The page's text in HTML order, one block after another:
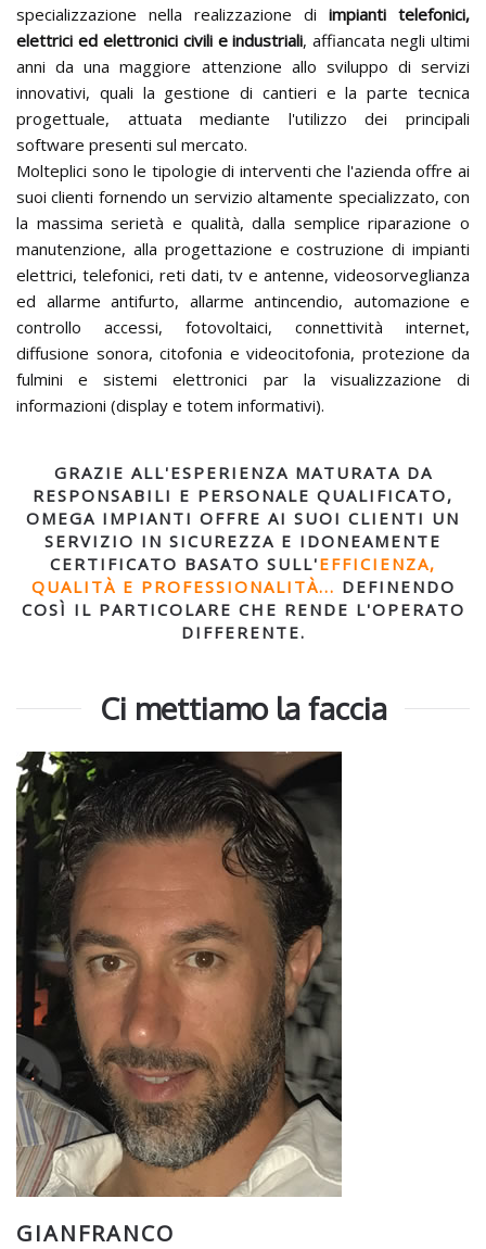
specializzazione nella realizzazione di impianti telefonici,
elettrici ed elettronici civili e industriali, affiancata negli ultimi
anni da una maggiore attenzione allo sviluppo di servizi
innovativi, quali la gestione di cantieri e la parte tecnica
progettuale, attuata mediante l'utilizzo dei principali
software presenti sul mercato.
Molteplici sono le tipologie di interventi che l'azienda offre ai
suoi clienti fornendo un servizio altamente specializzato, con
la massima serietà e qualità, dalla semplice riparazione o
manutenzione, alla progettazione e costruzione di impianti
elettrici, telefonici, reti dati, tv e antenne, videosorveglianza
ed allarme antifurto, allarme antincendio, automazione e
controllo accessi, fotovoltaici, connettività internet,
diffusione sonora, citofonia e videocitofonia, protezione da
fulmini e sistemi elettronici par la visualizzazione di
informazioni (display e totem informativi).
GRAZIE ALL'ESPERIENZA MATURATA DA
RESPONSABILI E PERSONALE QUALIFICATO,
OMEGA IMPIANTI OFFRE AI SUOI CLIENTI UN
SERVIZIO IN SICUREZZA E IDONEAMENTE
CERTIFICATO BASATO SULL'EFFICIENZA,
QUALITÀ E PROFESSIONALITÀ... DEFINENDO
COSÌ IL PARTICOLARE CHE RENDE L'OPERATO
DIFFERENTE.
Ci mettiamo la faccia
GIANFRANCO